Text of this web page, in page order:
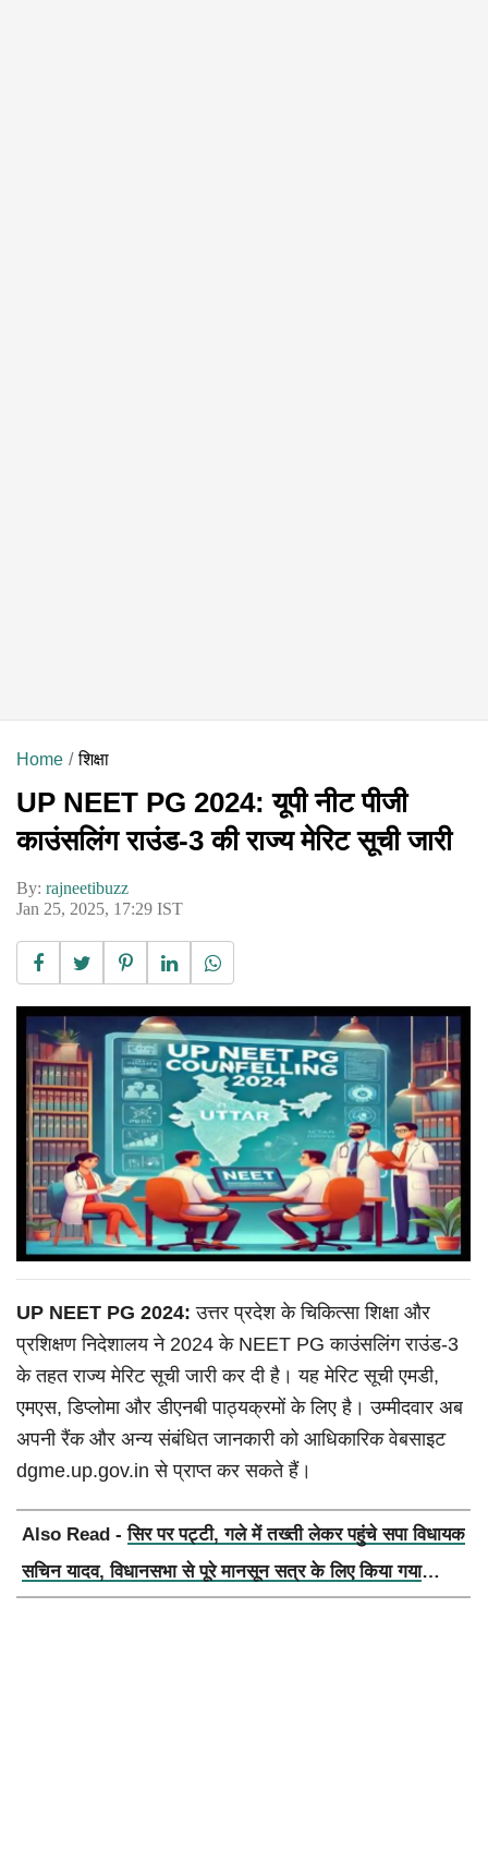
Home शिक्षा
UP NEET PG 2024: यूपी नीट पीजी
काउंसलिंग राउंड-3 की राज्य मेरिट सूची जारी
By: rajneetibuzz
Jan 25, 2025, 17:29 IST
UP NEET PG 2024:उत्तर प्रदेश के चिकित्सा शिक्षा और
प्रशिक्षण निदेशालय ने 2024 के NEET PG काउंसलिंग राउंड-3
के तहत राज्य मेरिट सूची जारी कर दी है। यह मेरिट सूची एमडी,
एमएस, डिप्लोमा और डीएनबी पाठ्यक्रमों के लिए है। उम्मीदवार अब
अपनी रैंक और अन्य संबंधित जानकारी को आधिकारिक वेबसाइट
dgme.up.gov.in से प्राप्त कर सकते हैं।
Also Read -सिर पर पट्टी, गले में तख्ती लेकर पहुंचे सपा विधायक
सचिन यादव, विधानसभा से पूरे मानसून सत्र के लिए किया गया